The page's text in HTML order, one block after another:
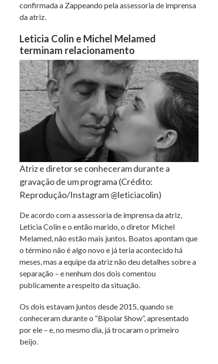
confirmada a Zappeando pela assessoria de imprensa
da atriz.
Leticia Colin e Michel Melamed
terminam relacionamento
Atriz e diretor se conheceram durante a
gravação de um programa (Crédito:
Reprodução/Instagram @leticiacolin)
De acordo com a assessoria de imprensa da atriz,
Leticia Colin e o então marido, o diretor Michel
Melamed, não estão mais juntos. Boatos apontam que
o término não é algo novo e já teria acontecido há
meses, mas a equipe da atriz não deu detalhes sobre a
separação – e nenhum dos dois comentou
publicamente a respeito da situação.
Os dois estavam juntos desde 2015, quando se
conheceram durante o “Bipolar Show”, apresentado
por ele – e, no mesmo dia, já trocaram o primeiro
beijo.